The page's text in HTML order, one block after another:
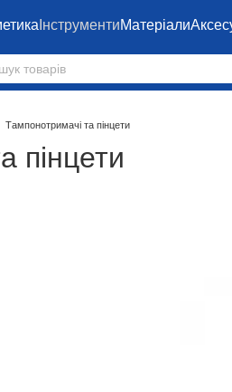
ІнструментиМатеріали
Тампонотримачі та пінцети
пінцети